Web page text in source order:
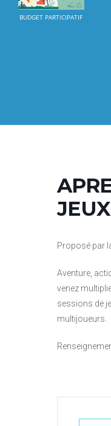
BUDGET PARTICIPATIF
Proposé par
Aventure,
venez
sessions de
multijoueurs.